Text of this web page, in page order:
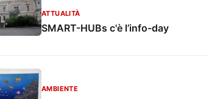
ATTUALITÀ
SMART-HUBs c'è l’info-day
AMBIENTE